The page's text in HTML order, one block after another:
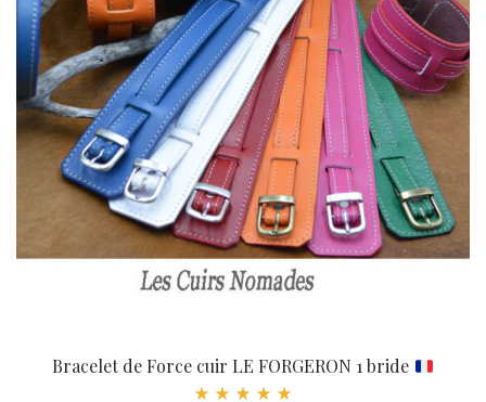
Bracelet de Force cuir LE FORGERON 1 bride